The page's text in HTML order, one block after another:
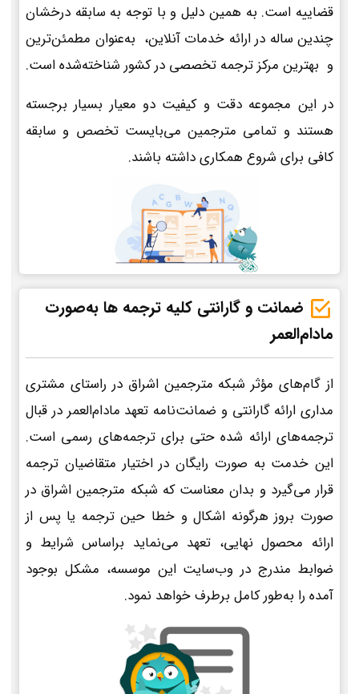
قضاییه است. به همین دلیل و با توجه به سابقه درخشان
چندین ساله در ارائه خدمات آنلاین، به‌عنوان مطمئن‌ترین
و بهترین مرکز ترجمه تخصصی در کشور شناخته‌شده است.
در این مجموعه دقت و کیفیت دو معیار بسیار برجسته
هستند و تمامی مترجمین می‌بایست تخصص و سابقه
کافی برای شروع همکاری داشته باشند.
ضمانت و گارانتی کلیه ترجمه ها به‌صورت
مادام‌العمر
از گام‌های مؤثر شبکه مترجمین اشراق در راستای مشتری
مداری ارائه گارانتی و ضمانت‌نامه تعهد مادام‌العمر در قبال
ترجمه‌های ارائه شده حتی برای ترجمه‌های رسمی است.
این خدمت به صورت رایگان در اختیار متقاضیان ترجمه
قرار می‌گیرد و بدان معناست که شبکه مترجمین اشراق در
صورت بروز هرگونه اشکال و خطا حین ترجمه یا پس از
ارائه محصول نهایی، تعهد می‌نماید براساس شرایط و
ضوابط مندرج در وب‌سایت این موسسه، مشکل بوجود
آمده را به‌طور کامل برطرف خواهد نمود.